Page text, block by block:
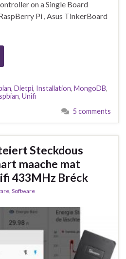
on a Single Board
Pi , Asus TinkerBoard
, Dietpi, Installation, MongoDB,
, Unifi
5 comments
Steckdous
maache mat
433MHz Bréck
Software